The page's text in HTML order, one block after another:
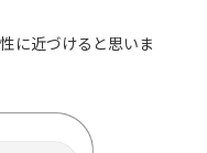
に近づけると思いま